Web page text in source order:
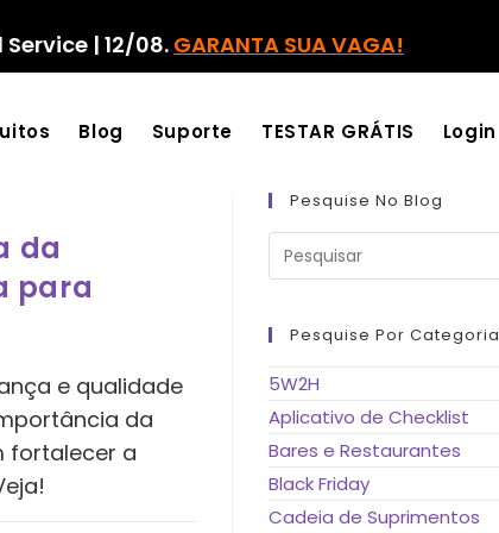
| 12/08. GARANTA SUA VAGA!
Blog Suporte TESTAR GRÁTIS Login
da
para
e qualidade
da
fortalecer a
Pesquise No Blog
Pesquise Por Categoria
5W2H
Aplicativo de Checklist
Bares e Restaurantes
Black Friday
Cadeia de Suprimentos